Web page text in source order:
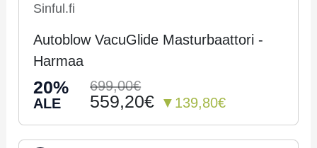
Sinful.fi
Autoblow VacuGlide Masturbaattori -
Harmaa
20%
ALE
699,00€
559,20€ ▼139,80€